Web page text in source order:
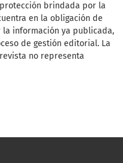
brindada por la
en la obligación de
información ya publicada,
de gestión editorial. La
no representa